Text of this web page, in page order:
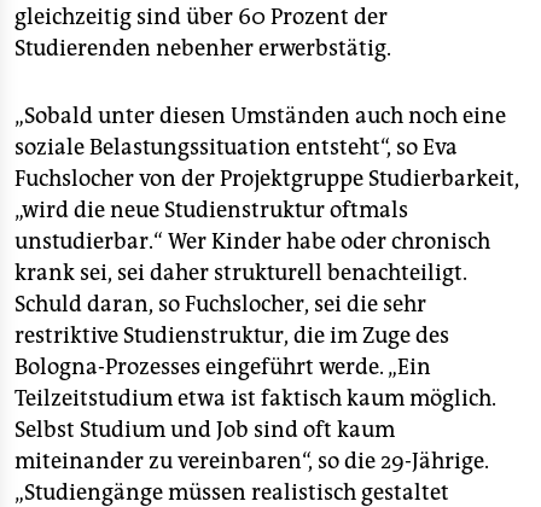
gleichzeitig sind über 60 Prozent der
Studierenden nebenher erwerbstätig.
„Sobald unter diesen Umständen auch noch eine
soziale Belastungssituation entsteht“, so Eva
Fuchslocher von der Projektgruppe Studierbarkeit,
„wird die neue Studienstruktur oftmals
unstudierbar.“ Wer Kinder habe oder chronisch
krank sei, sei daher strukturell benachteiligt.
Schuld daran, so Fuchslocher, sei die sehr
restriktive Studienstruktur, die im Zuge des
Bologna-Prozesses eingeführt werde. „Ein
Teilzeitstudium etwa ist faktisch kaum möglich.
Selbst Studium und Job sind oft kaum
miteinander zu vereinbaren“, so die 29-Jährige.
„Studiengänge müssen realistisch gestaltet